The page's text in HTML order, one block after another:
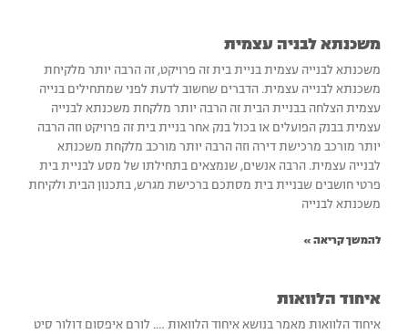
משכנתא לבניה עצמית
משכנתא לבנייה עצמית בניית בית זה פרויקט, זה הרבה יותר מלקיחת
משכנתא לבנייה עצמית. הדברים שחשוב לדעת לפני שמתחילים בנייה
עצמית הצלחה בבניית הבית זה הרבה יותר מלקחת משכנתא לבנייה
עצמית בבנק הפועלים או בכול בנק אחר בניית בית זה פרויקט וזה הרבה
יותר מורכב מרכישת דירה וזה הרבה יותר מורכב מלקחת משכנתא
לבנייה עצמית. הרבה אנשים, שנמצאים בתחילתו של מסע לבניית בית
פרטי חושבים שבניית בית מסתכם ברכישת מגרש, בתכנון הבית ולקיחת
משכנתא לבנייה
להמשך קריאה »
איחוד הלוואות
איחוד הלוואות מאמר בנושא איחוד הלוואות …. לורם איפסום דולור סיט